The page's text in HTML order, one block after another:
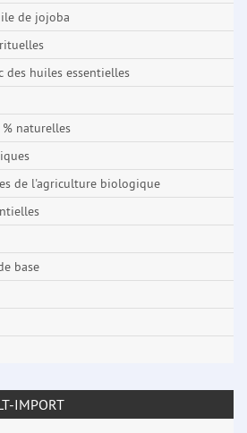
de jojoba
des huiles essentielles
naturelles
de l'agriculture biologique
base
IMPORT